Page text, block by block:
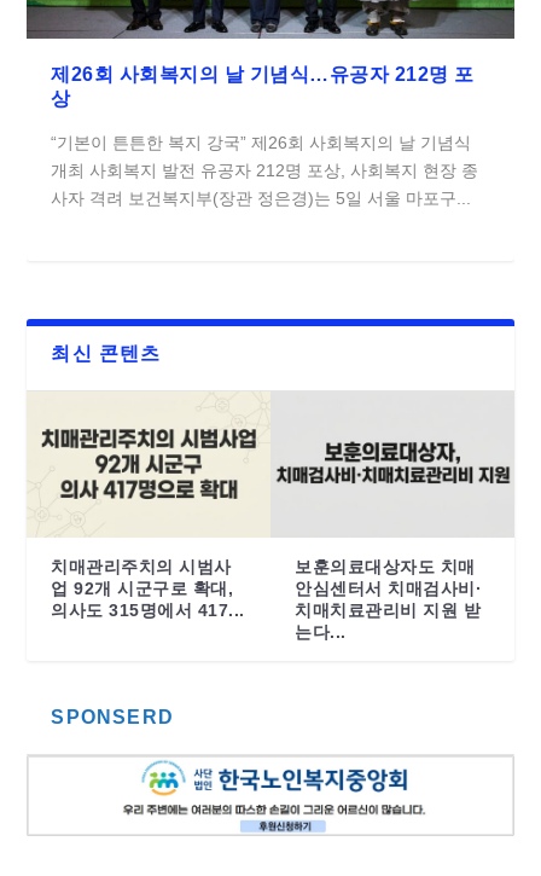
제26회 사회복지의 날 기념식…유공자 212명 포
상
“기본이 튼튼한 복지 강국” 제26회 사회복지의 날 기념식
개최 사회복지 발전 유공자 212명 포상, 사회복지 현장 종
사자 격려 보건복지부(장관 정은경)는 5일 서울 마포구...
최신 콘텐츠
치매관리주치의 시범사
업 92개 시군구로 확대,
의사도 315명에서 417...
보훈의료대상자도 치매
안심센터서 치매검사비·
치매치료관리비 지원 받
는다...
SPONSERD